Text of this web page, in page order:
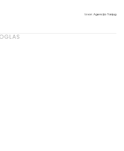
Izvor: Agencija Tanjug